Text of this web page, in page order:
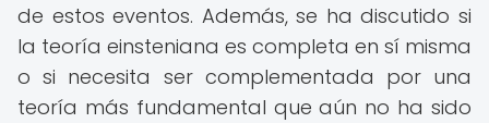
de estos eventos. Además, se ha discutido si
la teoría einsteniana es completa en sí misma
o si necesita ser complementada por una
teoría más fundamental que aún no ha sido